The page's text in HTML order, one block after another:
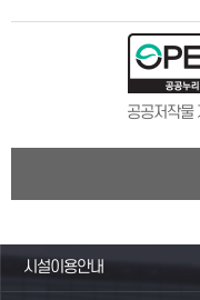
공공저작물
시설이용안내